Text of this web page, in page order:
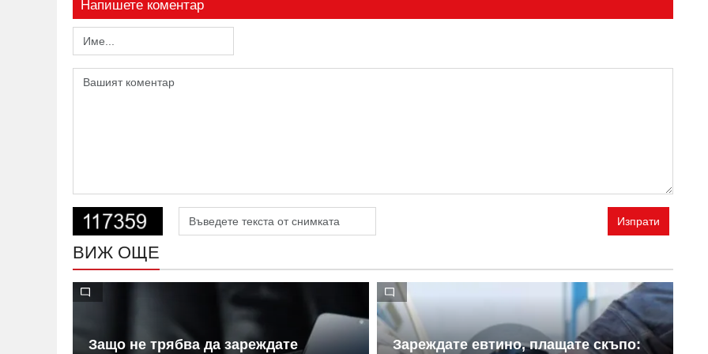
Напишете коментар
Изпрати
ВИЖ ОЩЕ
Защо не трябва да зареждате
Зареждате евтино, плащате скъпо: